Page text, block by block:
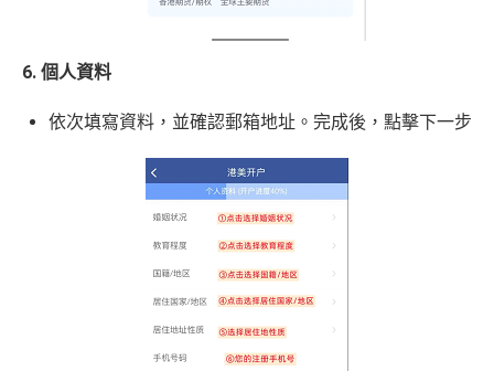
6. 個人資料
依次填寫資料，並確認郵箱地址。完成後，點擊下一步